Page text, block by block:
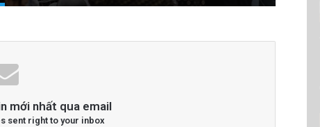
mới nhất qua email
sent right to your inbox